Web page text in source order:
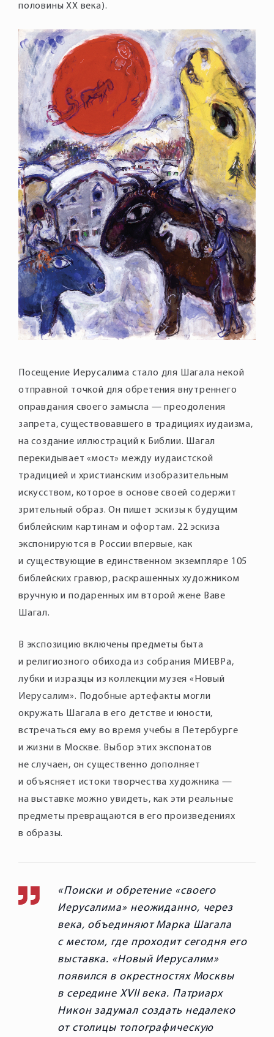
половины XX века).
Посещение Иерусалима стало для Шагала некой
отправной точкой для обретения внутреннего
оправдания своего замысла — преодоления
запрета, существовавшего в традициях иудаизма,
на создание иллюстраций к Библии. Шагал
перекидывает «мост» между иудаистской
традицией и христианским изобразительным
искусством, которое в основе своей содержит
зрительный образ. Он пишет эскизы к будущим
библейским картинам и офортам. 22 эскиза
экспонируются в России впервые, как
и существующие в единственном экземпляре 105
библейских гравюр, раскрашенных художником
вручную и подаренных им второй жене Ваве
Шагал.
В экспозицию включены предметы быта
и религиозного обихода из собрания МИЕВРа,
лубки и изразцы из коллекции музея «Новый
Иерусалим». Подобные артефакты могли
окружать Шагала в его детстве и юности,
встречаться ему во время учебы в Петербурге
и жизни в Москве. Выбор этих экспонатов
не случаен, он существенно дополняет
и объясняет истоки творчества художника —
на выставке можно увидеть, как эти реальные
предметы превращаются в его произведениях
в образы.
Поиски и обретение «своего
Иерусалима» неожиданно, через
века, объединяют Марка Шагала
с местом, где проходит сегодня его
выставка. «Новый Иерусалим»
появился в окрестностях Москвы
в середине XVII века. Патриарх
Никон задумал создать недалеко
от столицы топографическую